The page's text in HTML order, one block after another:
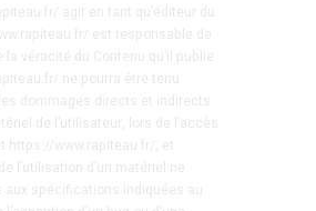
agit en tant qu’éditeur du
est responsable de
la véracité du Contenu qu’il publie.
ne pourra être tenu
dommages directs et indirects
de l’utilisateur, lors de l’accès
https://www.rapiteau.fr/, et
l’utilisation d’un matériel ne
aux spécifications indiquées au